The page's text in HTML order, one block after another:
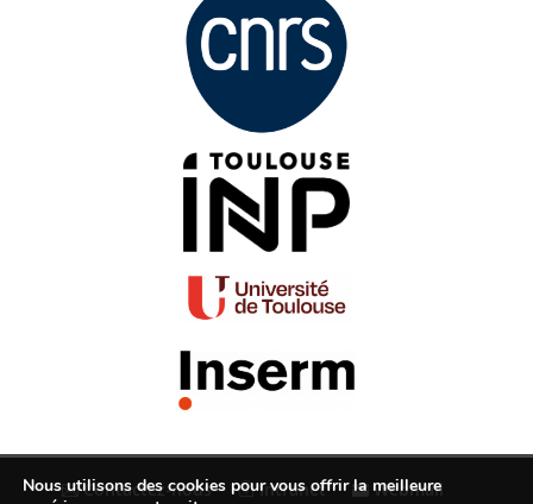
Contactez-nous Intranet Webmail
Nous utilisons des cookies pour vous offrir la meilleure